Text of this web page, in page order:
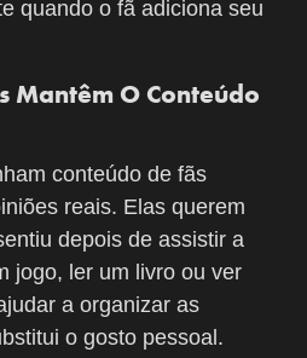
quando o fã adiciona seu
Mantêm O Conteúdo
conteúdo de fãs
reais. Elas querem
depois de assistir a
jogo, ler um livro ou ver
a organizar as
o gosto pessoal.